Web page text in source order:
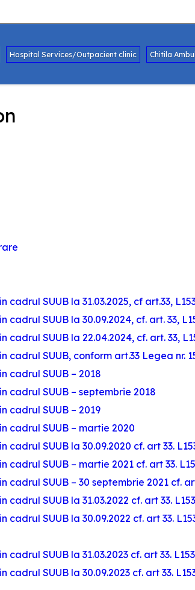
Hospital Services/Outpacient clinic Chitila
SUUB la 31.03.2025, cf art.33,
SUUB la 30.09.2024, cf. art. 33,
SUUB la 22.04.2024, cf. art. 33,
SUUB, conform art.33 Legea nr.
cadrul SUUB – 2018
cadrul SUUB – septembrie 2018
cadrul SUUB – 2019
cadrul SUUB – martie 2020
SUUB la 30.09.2020 cf. art 33.
SUUB – martie 2021 cf. art 33.
SUUB – 30 septembrie 2021 cf.
SUUB la 31.03.2022 cf. art 33.
SUUB la 30.09.2022 cf. art 33.
SUUB la 31.03.2023 cf. art 33.
SUUB la 30.09.2023 cf. art 33.